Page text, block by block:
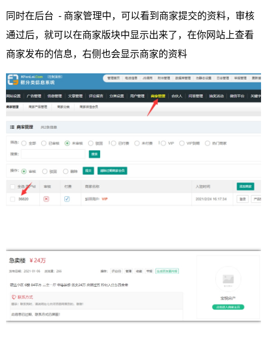
同时在后台 - 商家管理中，可以看到商家提交的资料，审核
通过后，就可以在商家版块中显示出来了，在你网站上查看
商家发布的信息，右侧也会显示商家的资料